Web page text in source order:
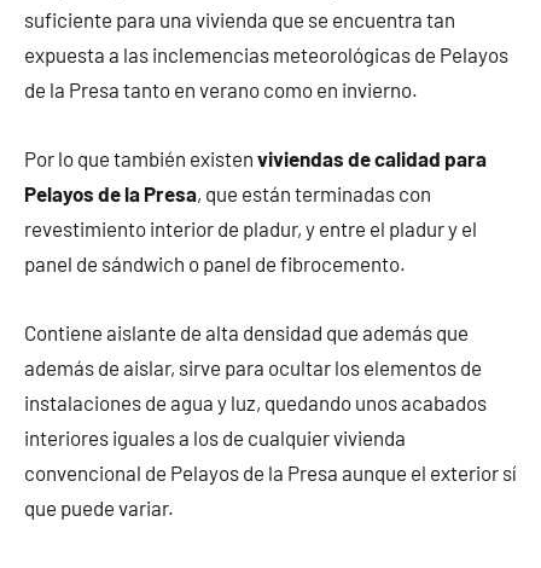
suficiente para una vivienda que se encuentra tan
expuesta a las inclemencias meteorológicas de Pelayos
de la Presa tanto en verano como en invierno.
Por lo que también existen viviendas de calidad para
Pelayos de la Presa, que están terminadas con
revestimiento interior de pladur, y entre el pladur y el
panel de sándwich o panel de fibrocemento.
Contiene aislante de alta densidad que además que
además de aislar, sirve para ocultar los elementos de
instalaciones de agua y luz, quedando unos acabados
interiores iguales a los de cualquier vivienda
convencional de Pelayos de la Presa aunque el exterior sí
que puede variar.